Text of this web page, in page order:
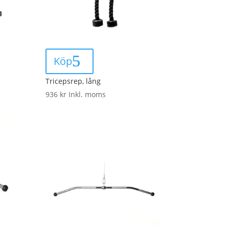
Köp
Tricepsrep, lång
936 kr Inkl. moms